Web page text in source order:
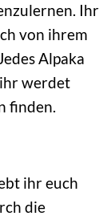
Ihr
von ihrem
Alpaka
werdet
finden.
ihr euch
die